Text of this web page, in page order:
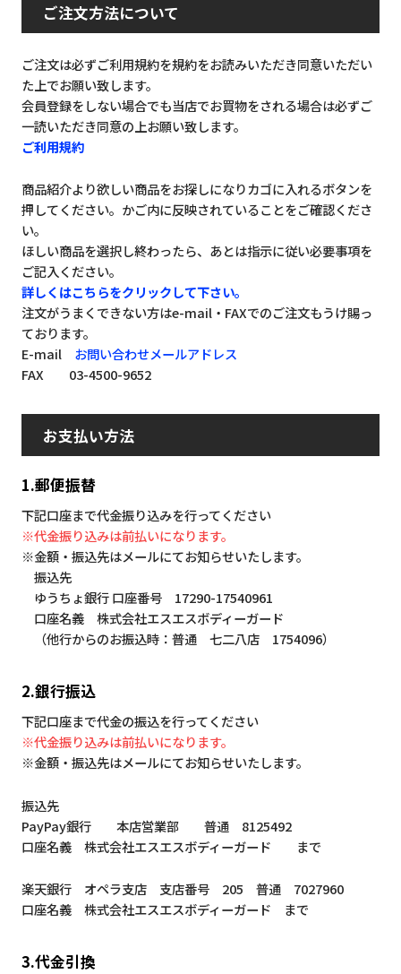
ご注文方法について
ご注文は必ずご利用規約を規約をお読みいただき同意いただい
た上でお願い致します。
会員登録をしない場合でも当店でお買物をされる場合は必ずご
一読いただき同意の上お願い致します。
ご利用規約
商品紹介より欲しい商品をお探しになりカゴに入れるボタンを
押してください。かご内に反映されていることをご確認くださ
い。
ほしい商品を選択し終わったら、あとは指示に従い必要事項を
ご記入ください。
詳しくはこちらをクリックして下さい。
注文がうまくできない方はe-mail・FAXでのご注文もうけ賜っ
ております。
E-mail お問い合わせメールアドレス
FAX 03-4500-9652
お支払い方法
1.郵便振替
下記口座まで代金振り込みを行ってください
※代金振り込みは前払いになります。
※金額・振込先はメールにてお知らせいたします。
振込先
ゆうちょ銀行 口座番号 17290-17540961
口座名義 株式会社エスエスボディーガード
（他行からのお振込時：普通 七二八店 1754096）
2.銀行振込
下記口座まで代金の振込を行ってください
※代金振り込みは前払いになります。
※金額・振込先はメールにてお知らせいたします。
振込先
PayPay銀行 本店営業部 普通 8125492
口座名義 株式会社エスエスボディーガード まで
楽天銀行 オペラ支店 支店番号 205 普通 7027960
口座名義 株式会社エスエスボディーガード まで
3.代金引換